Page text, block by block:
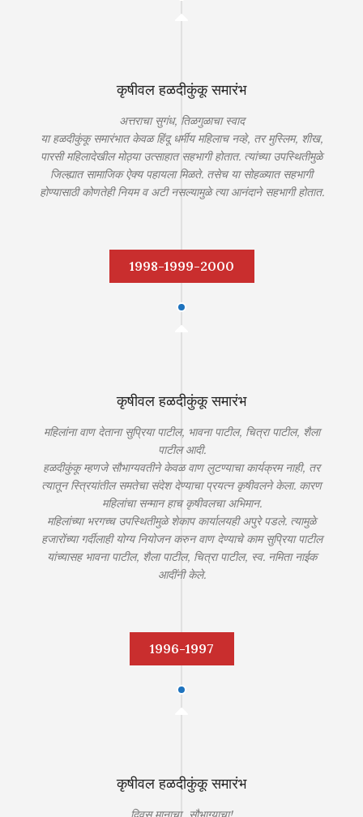
कृषीवल हळदीकुंकू समारंभ
अत्तराचा सुगंध, तिळगुळाचा स्वाद
या हळदीकुंकू समारंभात केवळ हिंदू धर्मीय महिलाच नव्हे, तर मुस्लिम, शीख,
पारसी महिलादेखील मोठ्या उत्साहात सहभागी होतात. त्यांच्या उपस्थितीमुळे
जिल्ह्यात सामाजिक ऐक्य पहायला मिळते. तसेच या सोहळ्यात सहभागी
होण्यासाठी कोणतेही नियम व अटी नसल्यामुळे त्या आनंदाने सहभागी होतात.
1998-1999-2000
कृषीवल हळदीकुंकू समारंभ
महिलांना वाण देताना सुप्रिया पाटील, भावना पाटील, चित्रा पाटील, शैला
पाटील आदी.
हळदीकुंकू म्हणजे सौभाग्यवतीने केवळ वाण लुटण्याचा कार्यक्रम नाही, तर
त्यातून स्त्रियांतील समतेचा संदेश देण्याचा प्रयत्न कृषीवलने केला. कारण
महिलांचा सन्मान हाच कृषीवलचा अभिमान.
महिलांच्या भरगच्च उपस्थितीमुळे शेकाप कार्यालयही अपुरे पडले. त्यामुळे
हजारोंच्या गर्दीलाही योग्य नियोजन करुन वाण देण्याचे काम सुप्रिया पाटील
यांच्यासह भावना पाटील, शैला पाटील, चित्रा पाटील, स्व. नमिता नाईक
आदींनी केले.
1996-1997
कृषीवल हळदीकुंकू समारंभ